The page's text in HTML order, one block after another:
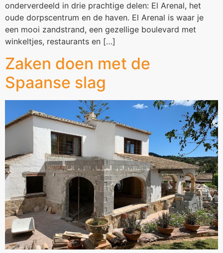
onderverdeeld in drie prachtige delen: El Arenal, het
oude dorpscentrum en de haven. El Arenal is waar je
een mooi zandstrand, een gezellige boulevard met
winkeltjes, restaurants en […]
Zaken doen met de
Spaanse slag